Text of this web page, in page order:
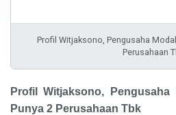
Profil Witjaksono, Pengusaha
Perusahaan
Profil Witjaksono,
Punya 2 Perusahaan Tbk